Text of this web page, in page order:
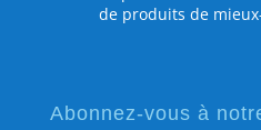
de produits de
Abonnez-vous à